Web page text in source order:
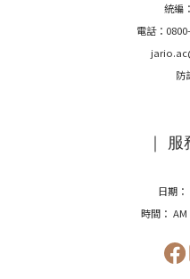
統編
電話：
防
｜
日期
時間： AM